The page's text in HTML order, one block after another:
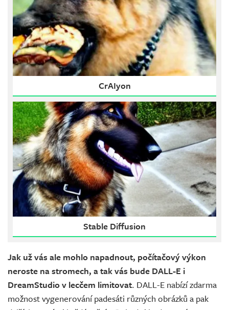
CrAIyon
Stable Diffusion
Jak už vás ale mohlo napadnout, počítačový výkon
neroste na stromech, a tak vás bude DALL-E i
DreamStudio v lecčem limitovat. DALL-E nabízí zdarma
možnost vygenerování padesáti různých obrázků a pak